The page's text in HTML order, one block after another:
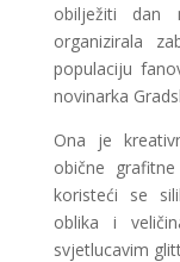
obilježiti dan
organizirala
populaciju
novinarka
Ona je
obične
koristeći se
oblika i
svjetlucavim